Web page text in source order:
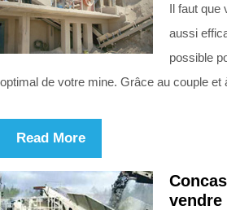
Il faut que
aussi
possible
optimal de votre mine. Grâce au couple et
Read More
vendre